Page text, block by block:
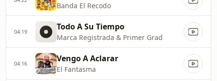
Banda El Recodo
04:19 Todo A Su Tiempo
Marca Registrada & Primer Grad
04:16 Vengo A Aclarar
El Fantasma